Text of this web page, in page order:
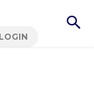
LOGIN